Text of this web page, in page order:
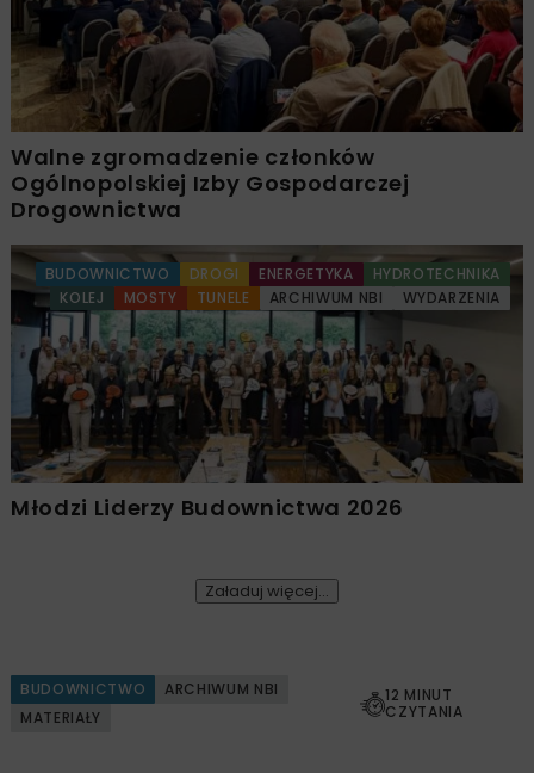
Walne zgromadzenie członków
Ogólnopolskiej Izby Gospodarczej
Drogownictwa
BUDOWNICTWO DROGI ENERGETYKA
HYDROTECHNIKA
KOLEJ
MOSTY TUNELE ARCHIWUM NBI WYDARZENIA
Młodzi Liderzy Budownictwa 2026
Załaduj więcej...
BUDOWNICTWO
ARCHIWUM NBI
MATERIAŁY
12 MINUT
CZYTANIA